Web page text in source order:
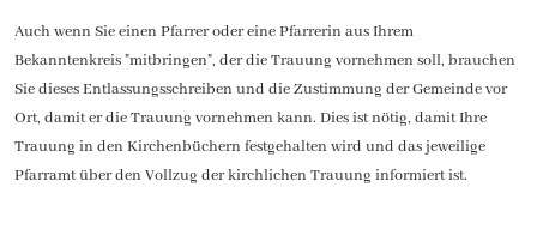
Auch wenn Sie einen Pfarrer oder eine Pfarrerin aus Ihrem
Bekanntenkreis "mitbringen", der die Trauung vornehmen soll, brauchen
Sie dieses Entlassungsschreiben und die Zustimmung der Gemeinde vor
Ort, damit er die Trauung vornehmen kann. Dies ist nötig, damit Ihre
Trauung in den Kirchenbüchern festgehalten wird und das jeweilige
Pfarramt über den Vollzug der kirchlichen Trauung informiert ist.